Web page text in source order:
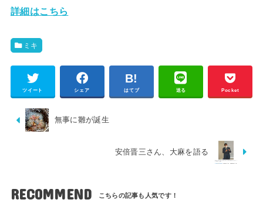
詳細はこちら
ミキ
ツイート シェア はてブ 送る Pocket
無事に雛が誕生
安倍晋三さん、大麻を語る
RECOMMEND